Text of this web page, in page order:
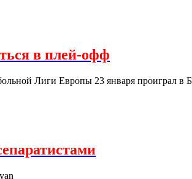
в плей-офф
Лиги Европы 23 января проиграл